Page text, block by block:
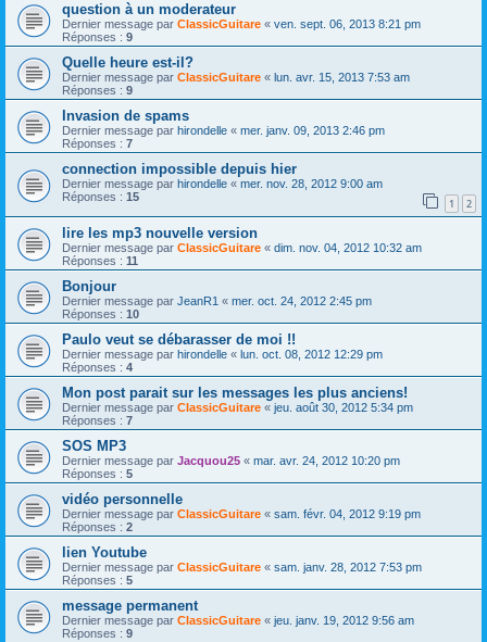
question à un moderateur
Dernier message par ClassicGuitare « ven. sept. 06, 2013 8:21 pm
Réponses : 9
Quelle heure est-il?
Dernier message par ClassicGuitare « lun. avr. 15, 2013 7:53 am
Réponses : 9
Invasion de spams
Dernier message par hirondelle « mer. janv. 09, 2013 2:46 pm
Réponses : 7
connection impossible depuis hier
Dernier message par hirondelle « mer. nov. 28, 2012 9:00 am
Réponses : 15 1 2
lire les mp3 nouvelle version
Dernier message par ClassicGuitare « dim. nov. 04, 2012 10:32 am
Réponses : 11
Bonjour
Dernier message par JeanR1 « mer. oct. 24, 2012 2:45 pm
Réponses : 10
Paulo veut se débarasser de moi !!
Dernier message par hirondelle « lun. oct. 08, 2012 12:29 pm
Réponses : 4
Mon post parait sur les messages les plus anciens!
Dernier message par ClassicGuitare « jeu. août 30, 2012 5:34 pm
Réponses : 7
SOS MP3
Dernier message par Jacquou25 « mar. avr. 24, 2012 10:20 pm
Réponses : 5
vidéo personnelle
Dernier message par ClassicGuitare « sam. févr. 04, 2012 9:19 pm
Réponses : 2
lien Youtube
Dernier message par ClassicGuitare « sam. janv. 28, 2012 7:53 pm
Réponses : 5
message permanent
Dernier message par ClassicGuitare « jeu. janv. 19, 2012 9:56 am
Réponses : 9